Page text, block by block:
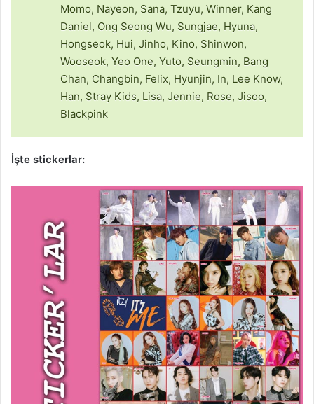
Momo, Nayeon, Sana, Tzuyu, Winner, Kang
Daniel, Ong Seong Wu, Sungjae, Hyuna,
Hongseok, Hui, Jinho, Kino, Shinwon,
Wooseok, Yeo One, Yuto, Seungmin, Bang
Chan, Changbin, Felix, Hyunjin, In, Lee Know,
Han, Stray Kids, Lisa, Jennie, Rose, Jisoo,
Blackpink
İşte stickerlar: